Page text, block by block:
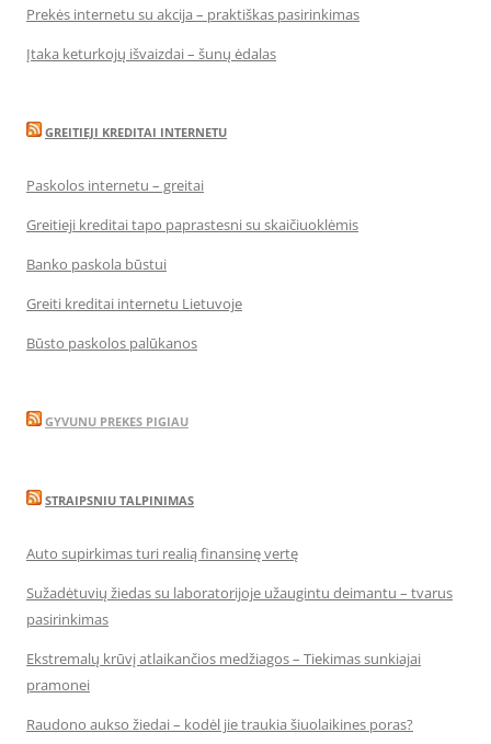
Prekės internetu su akcija – praktiškas pasirinkimas
Įtaka keturkojų išvaizdai – šunų ėdalas
GREITIEJI KREDITAI INTERNETU
Paskolos internetu – greitai
Greitieji kreditai tapo paprastesni su skaičiuoklėmis
Banko paskola būstui
Greiti kreditai internetu Lietuvoje
Būsto paskolos palūkanos
GYVUNU PREKES PIGIAU
STRAIPSNIU TALPINIMAS
Auto supirkimas turi realią finansinę vertę
Sužadėtuvių žiedas su laboratorijoje užaugintu deimantu – tvarus
pasirinkimas
Ekstremalų krūvį atlaikančios medžiagos – Tiekimas sunkiajai
pramonei
Raudono aukso žiedai – kodėl jie traukia šiuolaikines poras?